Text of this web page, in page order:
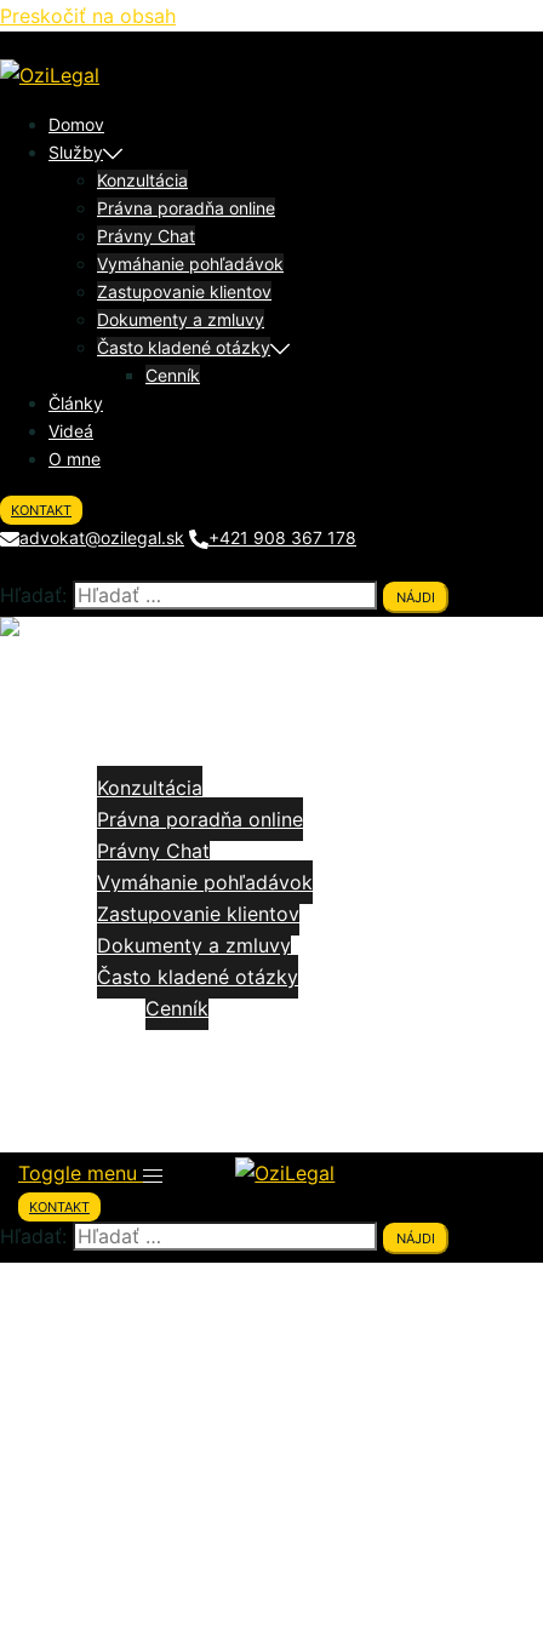
Preskočiť na obsah
Domov
Služby
Konzultácia
Právna poradňa online
Právny Chat
Vymáhanie pohľadávok
Zastupovanie klientov
Dokumenty a zmluvy
Často kladené otázky
Cenník
Články
Videá
O mne
KONTAKT
advokat@ozilegal.sk +421 908 367 178
Hľadať:
Konzultácia
Právna poradňa online
Právny Chat
Vymáhanie pohľadávok
Zastupovanie klientov
Dokumenty a zmluvy
Často kladené otázky
Cenník
Toggle menu
KONTAKT
Hľadať: